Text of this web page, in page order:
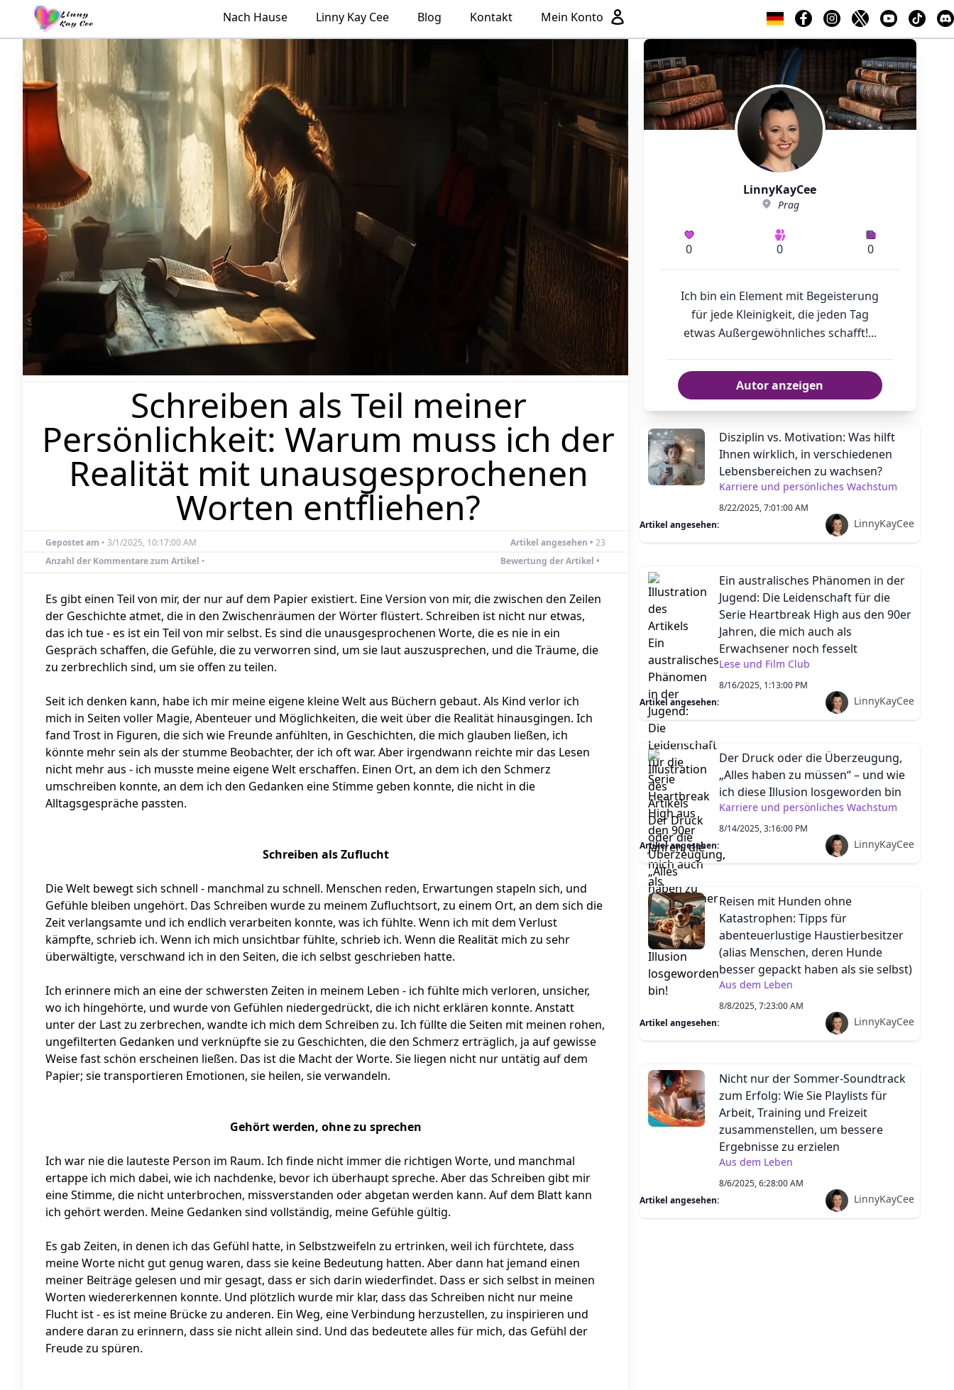
Nach Hause Linny Kay Cee Blog Kontakt Mein Konto
Schreiben als Teil meiner
Persönlichkeit: Warum muss ich der
Realität mit unausgesprochenen
Worten entfliehen?
Gepostet am • 3/1/2025, 10:17:00 AM Artikel angesehen •24
Anzahl der Kommentare zum Artikel • Bewertung der Artikel •
Es gibt einen Teil von mir, der nur auf dem Papier existiert. Eine Version von mir, die zwischen den Zeilen
der Geschichte atmet, die in den Zwischenräumen der Wörter flüstert. Schreiben ist nicht nur etwas,
das ich tue - es ist ein Teil von mir selbst. Es sind die unausgesprochenen Worte, die es nie in ein
Gespräch schaffen, die Gefühle, die zu verworren sind, um sie laut auszusprechen, und die Träume, die
zu zerbrechlich sind, um sie offen zu teilen.
Seit ich denken kann, habe ich mir meine eigene kleine Welt aus Büchern gebaut. Als Kind verlor ich
mich in Seiten voller Magie, Abenteuer und Möglichkeiten, die weit über die Realität hinausgingen. Ich
fand Trost in Figuren, die sich wie Freunde anfühlten, in Geschichten, die mich glauben ließen, ich
könnte mehr sein als der stumme Beobachter, der ich oft war. Aber irgendwann reichte mir das Lesen
nicht mehr aus - ich musste meine eigene Welt erschaffen. Einen Ort, an dem ich den Schmerz
umschreiben konnte, an dem ich den Gedanken eine Stimme geben konnte, die nicht in die
Alltagsgespräche passten.
Schreiben als Zuflucht
Die Welt bewegt sich schnell - manchmal zu schnell. Menschen reden, Erwartungen stapeln sich, und
Gefühle bleiben ungehört. Das Schreiben wurde zu meinem Zufluchtsort, zu einem Ort, an dem sich die
Zeit verlangsamte und ich endlich verarbeiten konnte, was ich fühlte. Wenn ich mit dem Verlust
kämpfte, schrieb ich. Wenn ich mich unsichtbar fühlte, schrieb ich. Wenn die Realität mich zu sehr
überwältigte, verschwand ich in den Seiten, die ich selbst geschrieben hatte.
Ich erinnere mich an eine der schwersten Zeiten in meinem Leben - ich fühlte mich verloren, unsicher,
wo ich hingehörte, und wurde von Gefühlen niedergedrückt, die ich nicht erklären konnte. Anstatt
unter der Last zu zerbrechen, wandte ich mich dem Schreiben zu. Ich füllte die Seiten mit meinen rohen,
ungefilterten Gedanken und verknüpfte sie zu Geschichten, die den Schmerz erträglich, ja auf gewisse
Weise fast schön erscheinen ließen. Das ist die Macht der Worte. Sie liegen nicht nur untätig auf dem
Papier; sie transportieren Emotionen, sie heilen, sie verwandeln.
Gehört werden, ohne zu sprechen
Ich war nie die lauteste Person im Raum. Ich finde nicht immer die richtigen Worte, und manchmal
ertappe ich mich dabei, wie ich nachdenke, bevor ich überhaupt spreche. Aber das Schreiben gibt mir
eine Stimme, die nicht unterbrochen, missverstanden oder abgetan werden kann. Auf dem Blatt kann
ich gehört werden. Meine Gedanken sind vollständig, meine Gefühle gültig.
Es gab Zeiten, in denen ich das Gefühl hatte, in Selbstzweifeln zu ertrinken, weil ich fürchtete, dass
meine Worte nicht gut genug waren, dass sie keine Bedeutung hatten. Aber dann hat jemand einen
meiner Beiträge gelesen und mir gesagt, dass er sich darin wiederfindet. Dass er sich selbst in meinen
Worten wiedererkennen konnte. Und plötzlich wurde mir klar, dass das Schreiben nicht nur meine
Flucht ist - es ist meine Brücke zu anderen. Ein Weg, eine Verbindung herzustellen, zu inspirieren und
andere daran zu erinnern, dass sie nicht allein sind. Und das bedeutete alles für mich, das Gefühl der
Freude zu spüren.
LinnyKayCee
Prag
0 0 0
Ich bin ein Element mit Begeisterung
für jede Kleinigkeit, die jeden Tag
etwas Außergewöhnliches schafft!...
Autor anzeigen
Disziplin vs. Motivation: Was hilft
Ihnen wirklich, in verschiedenen
Lebensbereichen zu wachsen?
Karriere und persönliches Wachstum
8/22/2025, 7:01:00 AM
Artikel angesehen:
LinnyKayCee
Ein australisches Phänomen in der
Jugend: Die Leidenschaft für die
Serie Heartbreak High aus den 90er
Jahren, die mich auch als
Erwachsener noch fesselt
Lese und Film Club
8/16/2025, 1:13:00 PM
Artikel angesehen:
LinnyKayCee
Der Druck oder die Überzeugung,
„Alles haben zu müssen“ – und wie
ich diese Illusion losgeworden bin
Karriere und persönliches Wachstum
8/14/2025, 3:16:00 PM
Artikel angesehen:
LinnyKayCee
Reisen mit Hunden ohne
Katastrophen: Tipps für
abenteuerlustige Haustierbesitzer
(alias Menschen, deren Hunde
besser gepackt haben als sie selbst)
Aus dem Leben
8/8/2025, 7:23:00 AM
Artikel angesehen:
LinnyKayCee
Nicht nur der Sommer-Soundtrack
zum Erfolg: Wie Sie Playlists für
Arbeit, Training und Freizeit
zusammenstellen, um bessere
Ergebnisse zu erzielen
Aus dem Leben
8/6/2025, 6:28:00 AM
Artikel angesehen:
LinnyKayCee